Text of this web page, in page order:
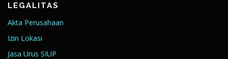
LEGALITAS
Akta Perusahaan
Izin Lokasi
Jasa Urus SIUP